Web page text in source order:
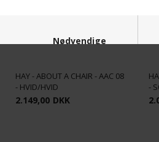
Nødvendige
HAY - ABOUT A CHAIR - AAC 08
- HVID/HVID
2.149,00 DKK
-